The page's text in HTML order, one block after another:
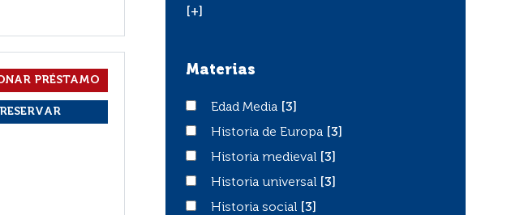
[+]
Materias
Edad Media
Edad Media
[3]
Historia de Europa
Historia de Europa
[3]
Historia medieval
Historia medieval
[3]
Historia universal
Historia universal
[3]
Historia social
Historia social
[3]